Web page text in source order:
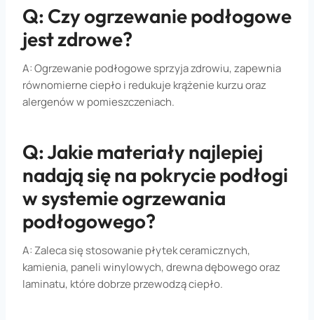
Q: Czy ogrzewanie podłogowe
jest zdrowe?
A: Ogrzewanie podłogowe sprzyja zdrowiu, zapewnia
równomierne ciepło i redukuje krążenie kurzu oraz
alergenów w pomieszczeniach.
Q: Jakie materiały najlepiej
nadają się na pokrycie podłogi
w systemie ogrzewania
podłogowego?
A: Zaleca się stosowanie płytek ceramicznych,
kamienia, paneli winylowych, drewna dębowego oraz
laminatu, które dobrze przewodzą ciepło.